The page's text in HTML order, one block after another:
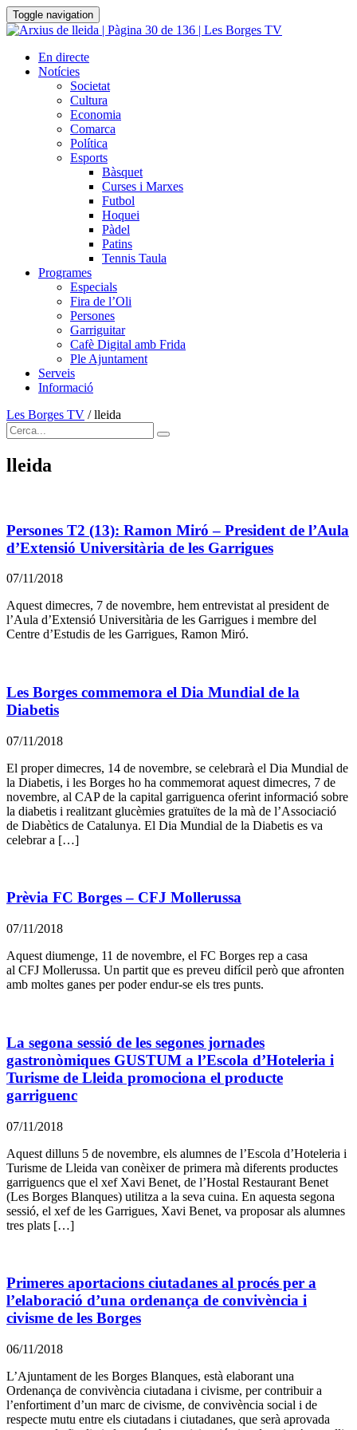
Toggle navigation
En directe
Notícies
Societat
Cultura
Economia
Comarca
Política
Esports
Bàsquet
Curses i Marxes
Futbol
Hoquei
Pàdel
Patins
Tennis Taula
Programes
Especials
Fira de l’Oli
Persones
Garriguitar
Cafè Digital amb Frida
Ple Ajuntament
Serveis
Informació
Les Borges TV /lleida
lleida
Persones T2 (13): Ramon Miró – President de l’Aula
d’Extensió Universitària de les Garrigues
07/11/2018
Aquest dimecres, 7 de novembre, hem entrevistat al president de
l’Aula d’Extensió Universitària de les Garrigues i membre del
Centre d’Estudis de les Garrigues, Ramon Miró.
Les Borges commemora el Dia Mundial de la
Diabetis
07/11/2018
El proper dimecres, 14 de novembre, se celebrarà el Dia Mundial de
la Diabetis, i les Borges ho ha commemorat aquest dimecres, 7 de
novembre, al CAP de la capital garriguenca oferint informació sobre
la diabetis i realitzant glucèmies gratuïtes de la mà de l’Associació
de Diabètics de Catalunya. El Dia Mundial de la Diabetis es va
celebrar a […]
Prèvia FC Borges – CFJ Mollerussa
07/11/2018
Aquest diumenge, 11 de novembre, el FC Borges rep a casa
al CFJ Mollerussa. Un partit que es preveu difícil però que afronten
amb moltes ganes per poder endur-se els tres punts.
La segona sessió de les segones jornades
gastronòmiques GUSTUM a l’Escola d’Hoteleria i
Turisme de Lleida promociona el producte
garriguenc
07/11/2018
Aquest dilluns 5 de novembre, els alumnes de l’Escola d’Hoteleria i
Turisme de Lleida van conèixer de primera mà diferents productes
garriguencs que el xef Xavi Benet, de l’Hostal Restaurant Benet
(Les Borges Blanques) utilitza a la seva cuina. En aquesta segona
sessió, el xef de les Garrigues, Xavi Benet, va proposar als alumnes
tres plats […]
Primeres aportacions ciutadanes al procés per a
l’elaboració d’una ordenança de convivència i
civisme de les Borges
06/11/2018
L’Ajuntament de les Borges Blanques, està elaborant una
Ordenança de convivència ciutadana i civisme, per contribuir a
l’enfortiment d’un marc de civisme, de convivència social i de
respecte mutu entre els ciutadans i ciutadanes, que serà aprovada